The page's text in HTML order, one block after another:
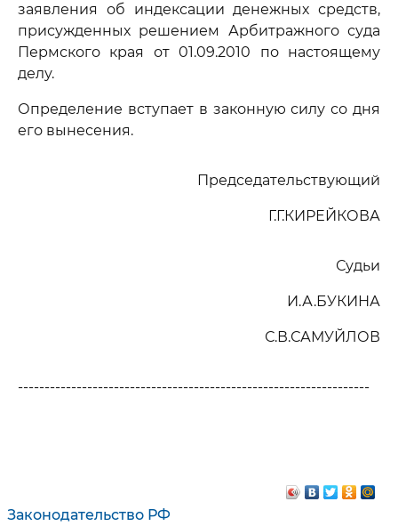
Законодательство РФ
заявления об индексации денежных средств,
присужденных решением Арбитражного суда
Пермского края от 01.09.2010 по настоящему
делу.
Определение вступает в законную силу со дня
его вынесения.
Председательствующий
Г.Г.КИРЕЙКОВА
Судьи
И.А.БУКИНА
С.В.САМУЙЛОВ
------------------------------------------------------------------